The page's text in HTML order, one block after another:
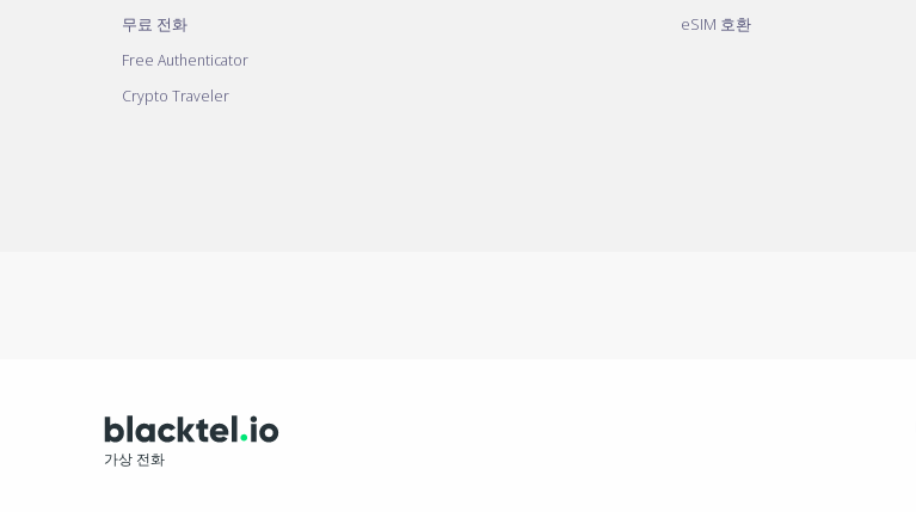
무료 전화
Free Authenticator
Crypto Traveler
eSIM 호환
가상 전화